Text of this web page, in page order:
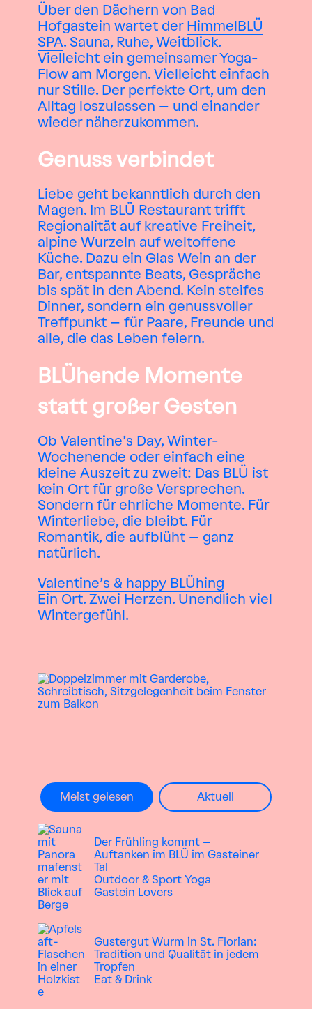
Über den Dächern von Bad
Hofgastein wartet der HimmelBLÜ
SPA. Sauna, Ruhe, Weitblick.
Vielleicht ein gemeinsamer Yoga-
Flow am Morgen. Vielleicht einfach
nur Stille. Der perfekte Ort, um den
Alltag loszulassen – und einander
wieder näherzukommen.
Genuss verbindet
Liebe geht bekanntlich durch den
Magen. Im BLÜ Restaurant trifft
Regionalität auf kreative Freiheit,
alpine Wurzeln auf weltoffene
Küche. Dazu ein Glas Wein an der
Bar, entspannte Beats, Gespräche
bis spät in den Abend. Kein steifes
Dinner, sondern ein genussvoller
Treffpunkt – für Paare, Freunde und
alle, die das Leben feiern.
BLÜhende Momente
statt großer Gesten
Ob Valentine’s Day, Winter-
Wochenende oder einfach eine
kleine Auszeit zu zweit: Das BLÜ ist
kein Ort für große Versprechen.
Sondern für ehrliche Momente. Für
Winterliebe, die bleibt. Für
Romantik, die aufblüht – ganz
natürlich.
Valentine’s & happy BLÜhing
Ein Ort. Zwei Herzen. Unendlich viel
Wintergefühl.
Meist gelesen Aktuell
Der Frühling kommt –
Auftanken im BLÜ im Gasteiner
Tal
Outdoor & Sport Yoga
Gastein Lovers
Gustergut Wurm in St. Florian:
Tradition und Qualität in jedem
Tropfen
Eat & Drink